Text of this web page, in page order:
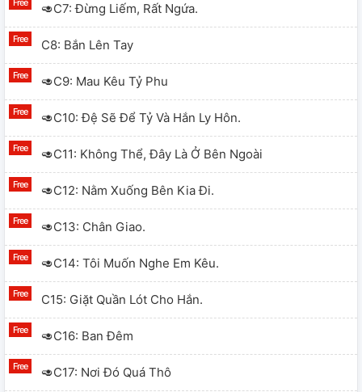
🥑C7: Đừng Liếm, Rất Ngứa.
C8: Bắn Lên Tay
🥑C9: Mau Kêu Tỷ Phu
🥑C10: Đệ Sẽ Để Tỷ Và Hắn Ly Hôn.
🥑C11: Không Thể, Đây Là Ở Bên Ngoài
🥑C12: Nằm Xuống Bên Kia Đi.
🥑C13: Chân Giao.
🥑C14: Tôi Muốn Nghe Em Kêu.
C15: Giặt Quần Lót Cho Hắn.
🥑C16: Ban Đêm
🥑C17: Nơi Đó Quá Thô